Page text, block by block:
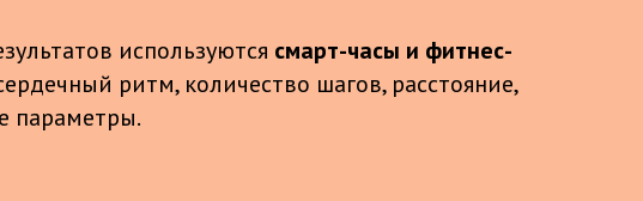
используются смарт-часы и фитнес-
ритм, количество шагов, расстояние,
параметры.